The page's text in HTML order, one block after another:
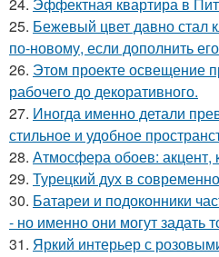
25. Бежевый цвет давно стал
по-новому, если дополнить
26. Этом проекте освещение
рабочего до декоративного.
27. Иногда именно детали
стильное и удобное
28. Атмосфера обоев: акцент,
29. Турецкий дух в
30. Батареи и подоконники
- но именно они могут задать
31. Яркий интерьер с